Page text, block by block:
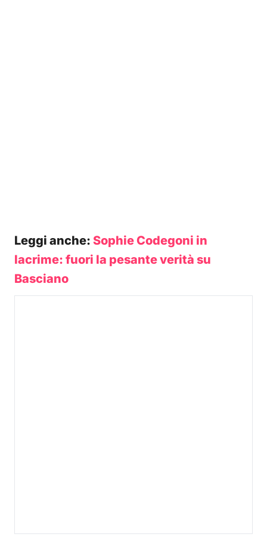
Leggi anche: Sophie Codegoni in
lacrime: fuori la pesante verità su
Basciano